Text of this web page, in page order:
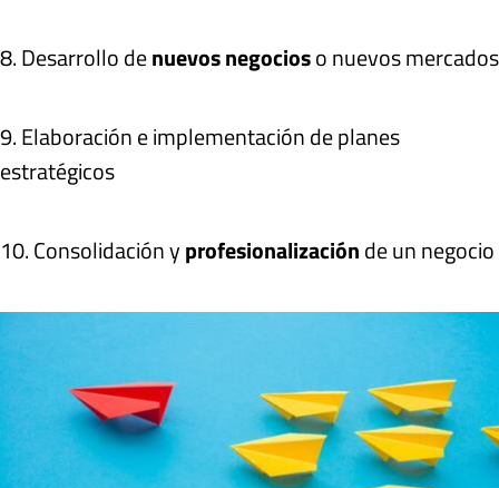
8. Desarrollo denuevos negocioso nuevos mercados
9. Elaboración e implementación de planes
estratégicos
10. Consolidación yprofesionalizaciónde un negocio